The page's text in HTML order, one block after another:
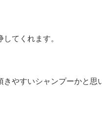
てくれます。
やすいシャンプーかと思